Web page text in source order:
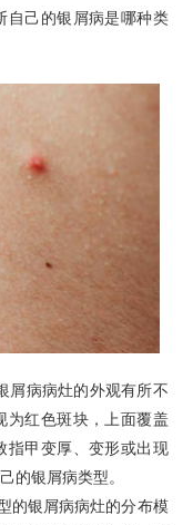
自己的银屑病是哪种类
屑病病灶的外观有所不
为红色斑块，上面覆盖
指甲变厚、变形或出现
的银屑病类型。
的银屑病病灶的分布模